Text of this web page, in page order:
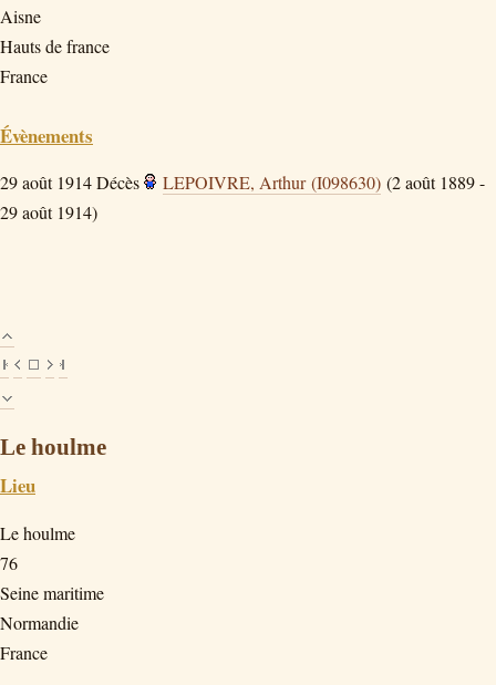
Aisne
Hauts de france
France
Évènements
29 août 1914Décès LEPOIVRE, Arthur (I098630) (2 août 1889 -
29 août 1914)
Le houlme
Lieu
Le houlme
76
Seine maritime
Normandie
France